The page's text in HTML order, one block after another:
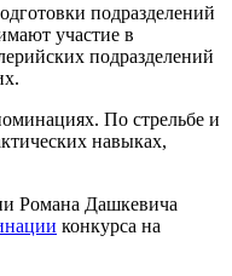
подразделений
участие в
подразделений
По стрельбе и
навыках,
Романа Дашкевича
конкурса на